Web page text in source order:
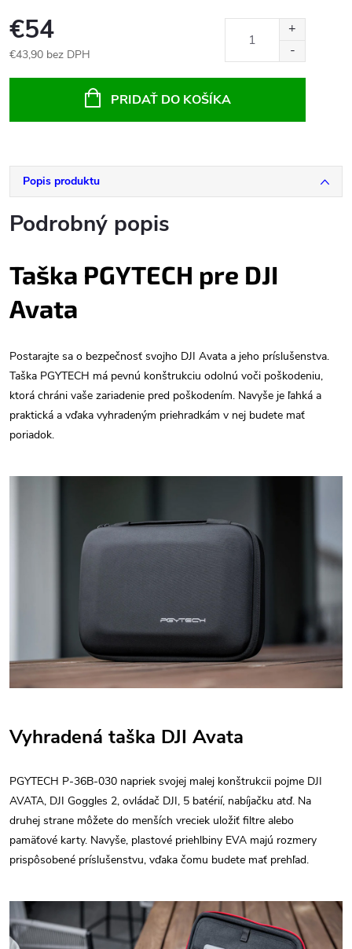
€54
€43,90 bez DPH
PRIDAŤ DO KOŠÍKA
Popis produktu
Podrobný popis
Taška PGYTECH pre DJI
Avata
Postarajte sa o bezpečnosť svojho DJI Avata a jeho príslušenstva.
Taška PGYTECH má pevnú konštrukciu odolnú voči poškodeniu,
ktorá chráni vaše zariadenie pred poškodením. Navyše je ľahká a
praktická a vďaka vyhradeným priehradkám v nej budete mať
poriadok.
Vyhradená taška DJI Avata
PGYTECH P-36B-030 napriek svojej malej konštrukcii pojme DJI
AVATA, DJI Goggles 2, ovládač DJI, 5 batérií, nabíjačku atď. Na
druhej strane môžete do menších vreciek uložiť filtre alebo
pamäťové karty. Navyše, plastové priehlbiny EVA majú rozmery
prispôsobené príslušenstvu, vďaka čomu budete mať prehľad.